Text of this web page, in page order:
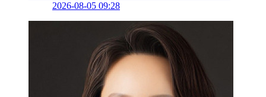
2026-08-05 09:28